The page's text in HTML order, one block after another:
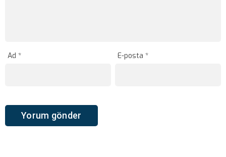
Ad * E-posta*